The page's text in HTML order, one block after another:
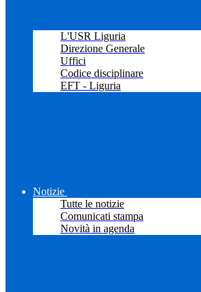
L'USR Liguria
Direzione Generale
Uffici
Codice disciplinare
EFT - Liguria
Notizie
Tutte le notizie
Comunicati stampa
Novità in agenda